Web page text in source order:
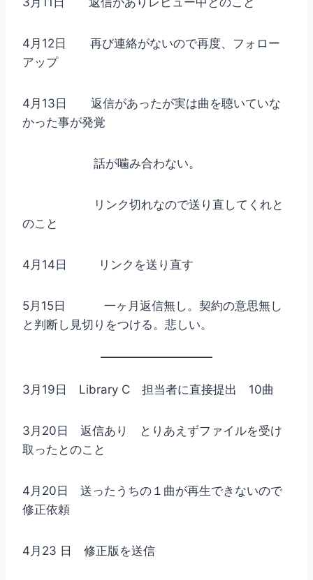
4月12日 再び連絡がないので再度、フォロー
アップ
4月13日 返信があったが実は曲を聴いていな
かった事が発覚
話が噛み合わない。
リンク切れなので送り直してくれと
のこと
4月14日 リンクを送り直す
5月15日 一ヶ月返信無し。契約の意思無し
と判断し見切りをつける。悲しい。
3月19日 Library C 担当者に直接提出 10曲
3月20日 返信あり とりあえずファイルを受け
取ったとのこと
4月20日 送ったうちの１曲が再生できないので
修正依頼
4月23 日 修正版を送信